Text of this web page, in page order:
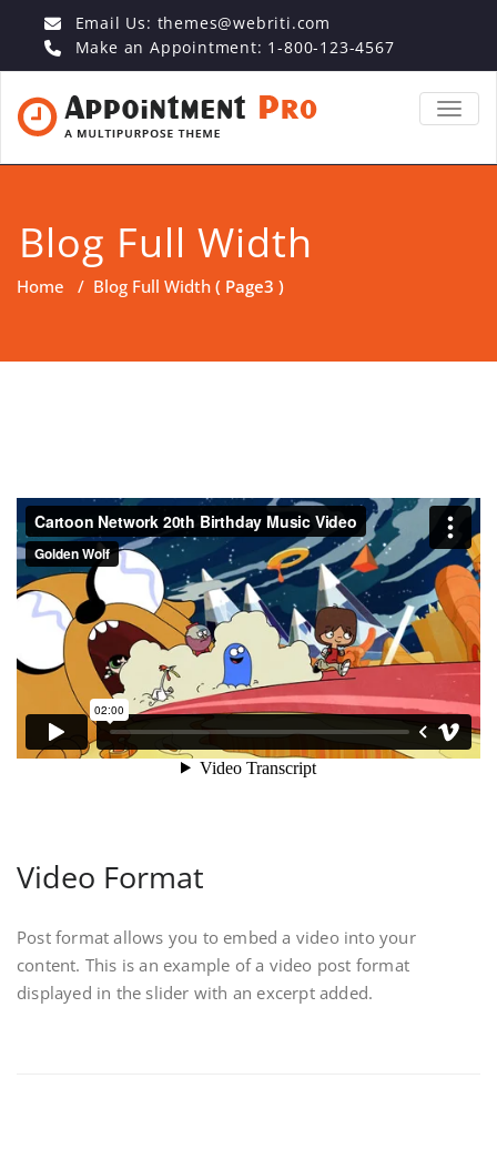
Email Us: themes@webriti.com
Make an Appointment: 1-800-123-4567
Blog Full Width
Home / Blog Full Width ( Page3 )
Video Format
Post format allows you to embed a video into your
content. This is an example of a video post format
displayed in the slider with an excerpt added.